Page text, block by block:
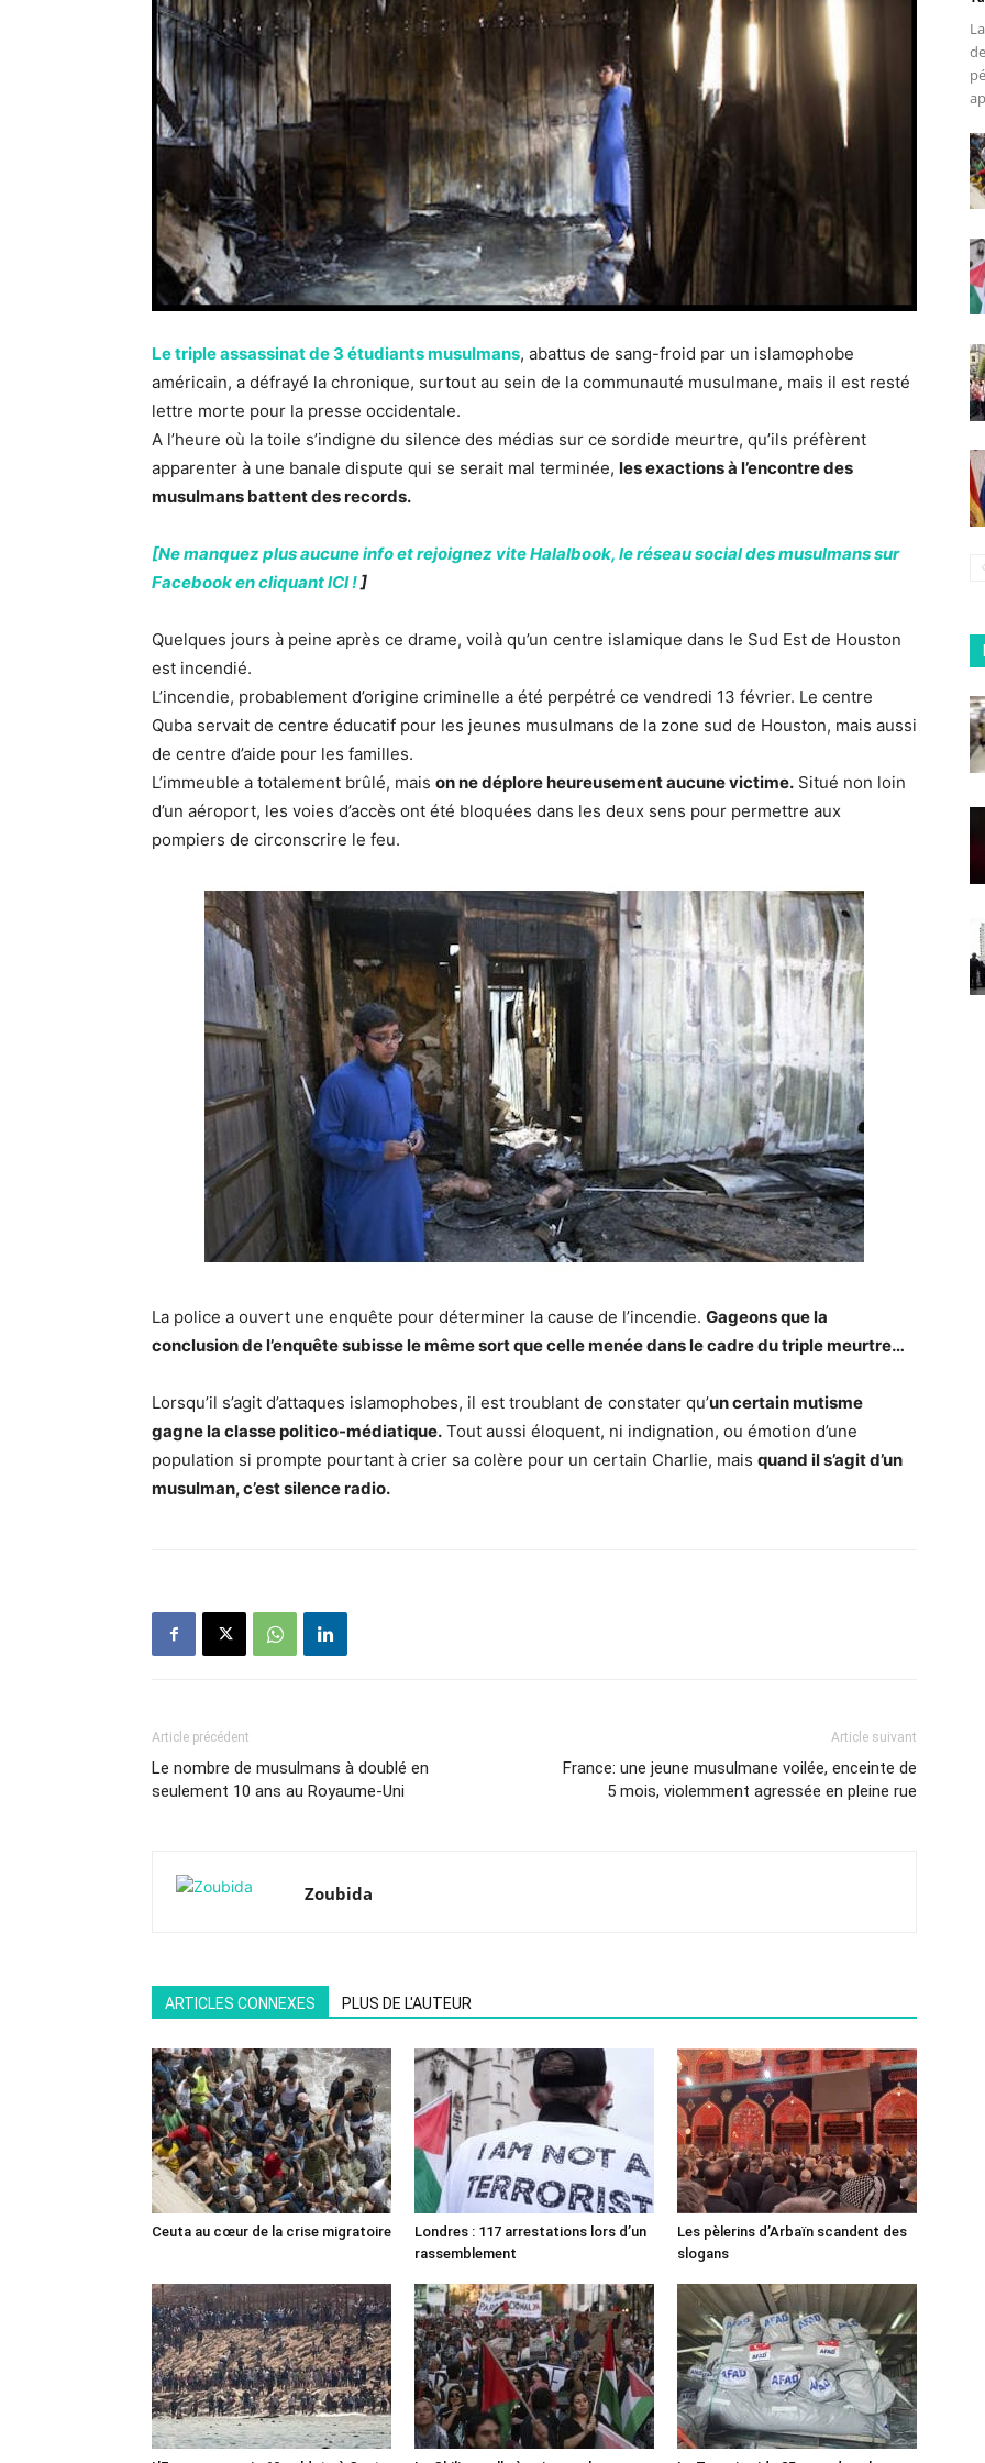
Le triple assassinat de 3 étudiants musulmans, abattus de sang-froid par un islamophobe
américain, a défrayé la chronique, surtout au sein de la communauté musulmane, mais il est resté
lettre morte pour la presse occidentale.
A l’heure où la toile s’indigne du silence des médias sur ce sordide meurtre, qu’ils préfèrent
apparenter à une banale dispute qui se serait mal terminée, les exactions à l’encontre des
musulmans battent des records.
[Ne manquez plus aucune info et rejoignez vite Halalbook, le réseau social des musulmans sur
Facebook en cliquant ICI !]
Quelques jours à peine après ce drame, voilà qu’un centre islamique dans le Sud Est de Houston
est incendié.
L’incendie, probablement d’origine criminelle a été perpétré ce vendredi 13 février. Le centre
Quba servait de centre éducatif pour les jeunes musulmans de la zone sud de Houston, mais aussi
de centre d’aide pour les familles.
L’immeuble a totalement brûlé, mais on ne déplore heureusement aucune victime. Situé non loin
d’un aéroport, les voies d’accès ont été bloquées dans les deux sens pour permettre aux
pompiers de circonscrire le feu.
La police a ouvert une enquête pour déterminer la cause de l’incendie. Gageons que la
conclusion de l’enquête subisse le même sort que celle menée dans le cadre du triple meurtre…
Lorsqu’il s’agit d’attaques islamophobes, il est troublant de constater qu’un certain mutisme
gagne la classe politico-médiatique. Tout aussi éloquent, ni indignation, ou émotion d’une
population si prompte pourtant à crier sa colère pour un certain Charlie, mais quand il s’agit d’un
musulman, c’est silence radio.
Article précédent
Le nombre de musulmans à doublé en
seulement 10 ans au Royaume-Uni
Article suivant
France: une jeune musulmane voilée, enceinte de
5 mois, violemment agressée en pleine rue
Zoubida
ARTICLES CONNEXES PLUS DE L'AUTEUR
Ceuta au cœur de la crise migratoire
Londres : 117 arrestations lors d’un
rassemblement
Les pèlerins d’Arbaïn scandent des
slogans